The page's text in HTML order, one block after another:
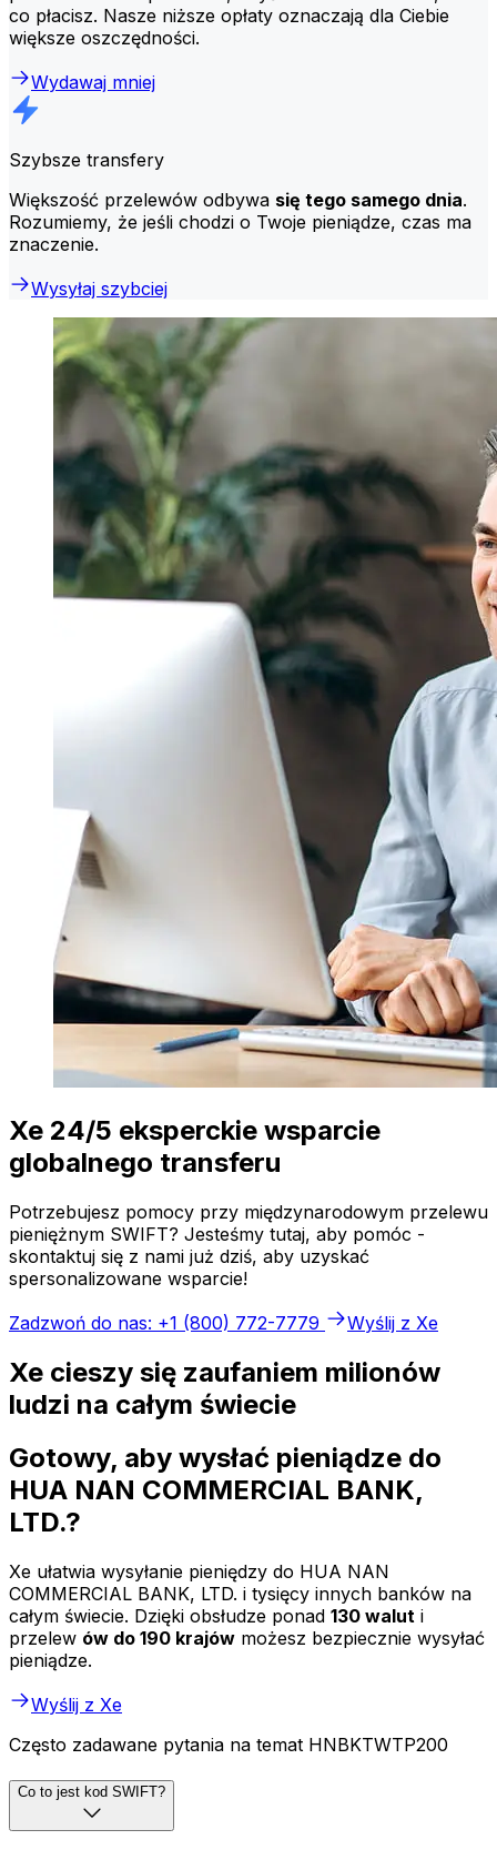
co płacisz. Nasze niższe opłaty oznaczają dla Ciebie
większe oszczędności.
Wydawaj mniej
Szybsze transfery
Większość przelewów odbywa się tego samego dnia.
Rozumiemy, że jeśli chodzi o Twoje pieniądze, czas ma
znaczenie.
Wysyłaj szybciej
Xe 24/5 eksperckie wsparcie
globalnego transferu
Potrzebujesz pomocy przy międzynarodowym przelewu
pieniężnym SWIFT? Jesteśmy tutaj, aby pomóc -
skontaktuj się z nami już dziś, aby uzyskać
spersonalizowane wsparcie!
Zadzwoń do nas: +1 (800) 772-7779
Wyślij z Xe
Xe cieszy się zaufaniem milionów
ludzi na całym świecie
Gotowy, aby wysłać pieniądze do
HUA NAN COMMERCIAL BANK,
LTD.?
Xe ułatwia wysyłanie pieniędzy do HUA NAN
COMMERCIAL BANK, LTD. i tysięcy innych banków na
całym świecie. Dzięki obsłudze ponad 130 walut i
przelew ów do 190 krajów możesz bezpiecznie wysyłać
pieniądze.
Wyślij z Xe
Często zadawane pytania na temat HNBKTWTP200
Co to jest kod SWIFT?